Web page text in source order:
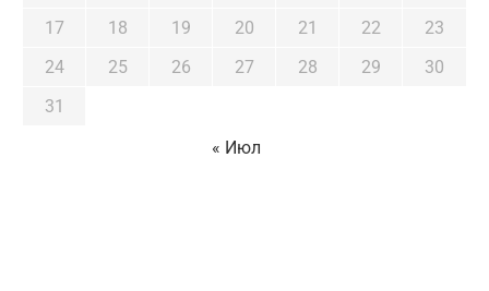
17
18 19 20 21 22
23
24
25 26 27 28 29
30
31
« Июл